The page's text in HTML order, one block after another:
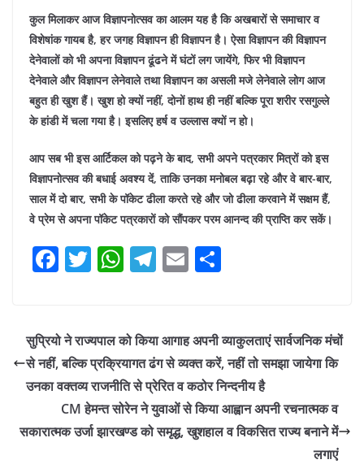
कुल मिलाकर आज विज्ञापनोत्सव का आलम यह है कि अखबारों से समाचार व
विशेषांक गायब है, हर जगह विज्ञापन ही विज्ञापन है। ऐसा विज्ञापन की विज्ञापन
देनेवालों को भी अपना विज्ञापन ढूंढने में घंटों लग जायेंगे, फिर भी विज्ञापन
देनेवाले और विज्ञापन लेनेवाले तथा विज्ञापन का असली मजे लेनेवाले लोग आज
बहुत ही खुश हैं। खुश हो क्यों नहीं, दोनों हाथ ही नहीं बल्कि पूरा शरीर रसगुल्ले
के हांडी में चला गया है। इसलिए हर्ष व उल्लास क्यों न हो।
आप सब भी इस आर्टिकल को पढ़ने के बाद, सभी अपने पत्रकार मित्रों को इस
विज्ञापनोत्सव की बधाई अवश्य दें, ताकि उनका मनोबल बढ़ा रहे और वे बार-बार,
साल में दो बार, सभी के पॉकेट ढीला करते रहे और जो ढीला करवाने में सक्षम हैं,
वे प्रेम से अपना पॉकेट पत्रकारों को सौंपकर परम आनन्द की प्राप्ति कर सकें।
F
a
e
b
o
o
k
T
w
er
W
h
s
A
p
p
T
el
gr
a
m
E
m
l e
सुप्रियो ने राज्यपाल को किया आगाह अपनी व्याकुलताएं सार्वजनिक मंचों
से नहीं, बल्कि प्रक्रियागत ढंग से व्यक्त करें, नहीं तो समझा जायेगा कि
उनका वक्तव्य राजनीति से प्रेरित व कठोर निन्दनीय है
CM हेमन्त सोरेन ने युवाओं से किया आह्वान अपनी रचनात्मक व
सकारात्मक उर्जा झारखण्ड को समृद्ध, खुशहाल व विकसित राज्य बनाने में
लगाएं